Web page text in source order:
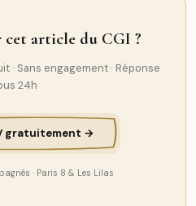
cet article du CGI ?
· Sans engagement · Réponse
24h
gratuitement →
· Paris 8 & Les Lilas